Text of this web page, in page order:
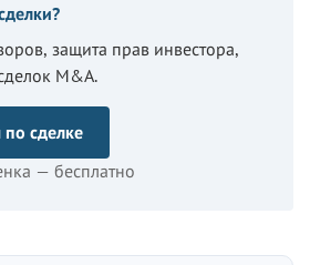
защита прав инвестора,
M&A.
по сделке
— бесплатно